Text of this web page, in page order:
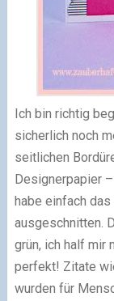
Ich bin richtig
sicherlich noch
seitlichen
Designerpapier
habe einfach
ausgeschnitten.
grün, ich half mir
perfekt! Zitate
wurden für